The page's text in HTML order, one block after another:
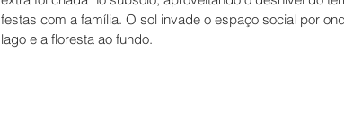
festas com a família. O sol invade o espaço social por
lago e a floresta ao fundo.